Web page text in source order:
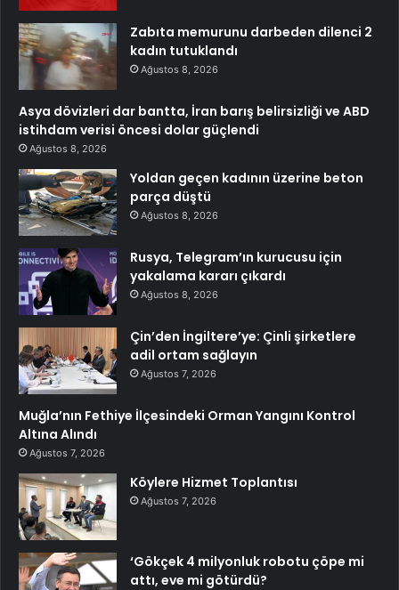
Zabıta memurunu darbeden dilenci 2
kadın tutuklandı
Ağustos 8, 2026
Asya dövizleri dar bantta, İran barış belirsizliği ve ABD
istihdam verisi öncesi dolar güçlendi
Ağustos 8, 2026
Yoldan geçen kadının üzerine beton
parça düştü
Ağustos 8, 2026
Rusya, Telegram’ın kurucusu için
yakalama kararı çıkardı
Ağustos 8, 2026
Çin’den İngiltere’ye: Çinli şirketlere
adil ortam sağlayın
Ağustos 7, 2026
Muğla’nın Fethiye İlçesindeki Orman Yangını Kontrol
Altına Alındı
Ağustos 7, 2026
Köylere Hizmet Toplantısı
Ağustos 7, 2026
‘Gökçek 4 milyonluk robotu çöpe mi
attı, eve mi götürdü?